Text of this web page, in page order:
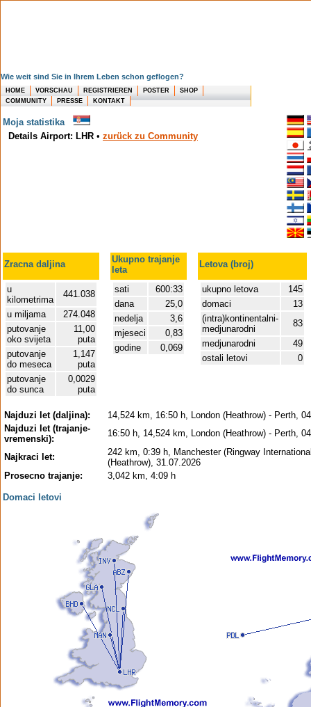
Wie weit sind Sie in Ihrem Leben schon geflogen?
HOME VORSCHAU REGISTRIEREN POSTER
SHOP
COMMUNITY
PRESSE KONTAKT
Moja statistika
Details Airport: LHR • zurück zu Community
Zracna daljina
Ukupno trajanje
leta
Letova (broj)
u
kilometrima
441.038
u miljama
274.048
putovanje
oko svijeta
11,00
puta
putovanje
do meseca
1,147
puta
putovanje
do sunca
0,0029
puta
sati
600:33
dana
25,0
nedelja
3,6
mjeseci
0,83
godine
0,069
ukupno letova
145
domaci
13
(intra)kontinentalni-
medjunarodni
83
medjunarodni
49
ostali letovi
0
Najduzi let (daljina):
14,524 km, 16:50 h, London (Heathrow) - Perth,
Najduzi let (trajanje-
vremenski):
16:50 h, 14,524 km, London (Heathrow) - Perth,
Najkraci let:
242 km, 0:39 h, Manchester (Ringway
(Heathrow), 31.07.2026
Prosecno trajanje:
3,042 km, 4:09 h
Domaci letovi